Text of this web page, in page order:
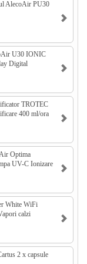
AlecoAir PU30
U30 IONIC
Digital
TROTEC
400 ml/ora
Optima
UV-C Ionizare
White WiFi
calzi
2 x capsule